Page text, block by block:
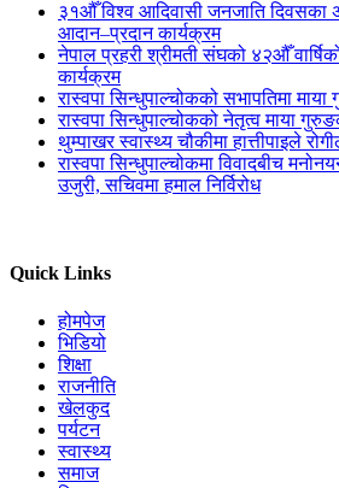
३१औँ विश्व आदिवासी जनजाति दिवसका
आदान–प्रदान कार्यक्रम
नेपाल प्रहरी श्रीमती संघको ४२औँ
कार्यक्रम
रास्वपा सिन्धुपाल्चोकको सभापतिमा माया
रास्वपा सिन्धुपाल्चोकको नेतृत्व माया
थुम्पाखर स्वास्थ्य चौकीमा हात्तीपाइले
रास्वपा सिन्धुपाल्चोकमा विवादबीच
उजुरी, सचिवमा हमाल निर्विरोध
Quick Links
होमपेज
भिडियो
शिक्षा
राजनीति
खेलकुद
पर्यटन
स्वास्थ्य
समाज